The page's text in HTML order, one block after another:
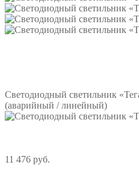
Светодиодный светильник
(аварийный / линейный)
11 476 руб.